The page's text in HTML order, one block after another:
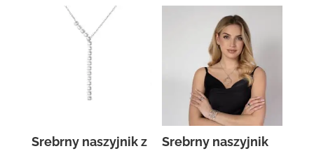
Srebrny naszyjnik z
Srebrny naszyjnik